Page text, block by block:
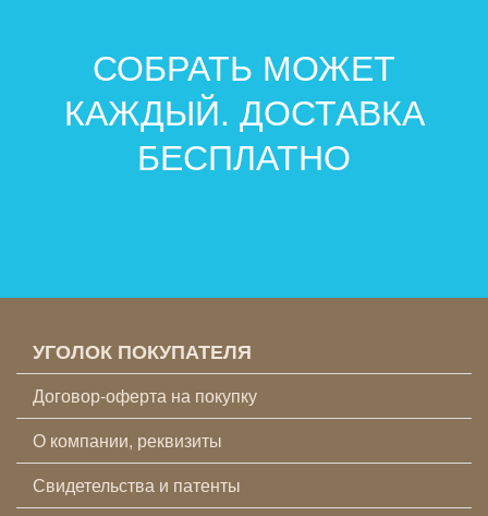
СОБРАТЬ МОЖЕТ
КАЖДЫЙ. ДОСТАВКА
БЕСПЛАТНО
УГОЛОК ПОКУПАТЕЛЯ
Договор-оферта на покупку
О компании, реквизиты
Свидетельства и патенты